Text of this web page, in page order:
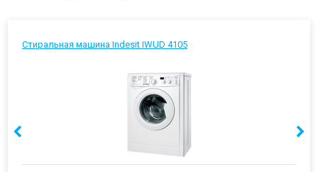
Стиральная машина Indesit IWUD 4105